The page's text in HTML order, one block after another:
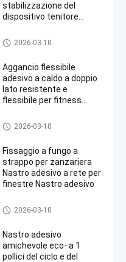
stabilizzazione del
dispositivo tenitore
adesivo
Gancio e nastro adesivi del cic
lo
2026-03-10
Aggancio flessibile
adesivo a caldo a doppio
lato resistente e
flessibile per fitness
medici
Gancio e nastro adesivi del cic
lo
2026-03-10
Fissaggio a fungo a
strappo per zanzariera
Nastro adesivo a rete per
finestre Nastro adesivo
Gancio e nastro adesivi del cic
lo
2026-03-10
Nastro adesivo
amichevole eco- a 1
pollici del ciclo e del